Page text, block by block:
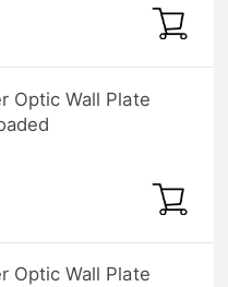
Optic Wall Plate
Optic Wall Plate